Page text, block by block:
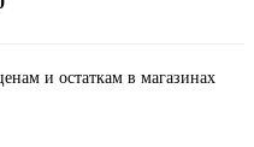
и остаткам в магазинах